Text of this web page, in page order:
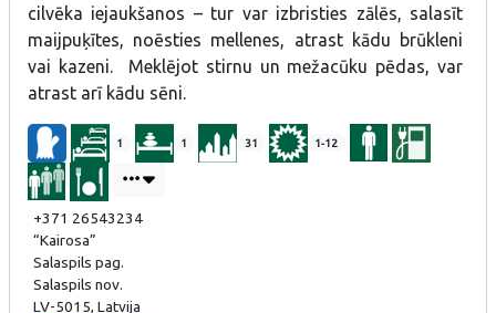
cilvēka iejaukšanos – tur var izbristies zālēs, salasīt
maijpuķītes, noēsties mellenes, atrast kādu brūkleni
vai kazeni. Meklējot stirnu un mežacūku pēdas, var
atrast arī kādu sēni.
1 1 31 1-12
+371 26543234
“Kairosa”
Salaspils pag.
Salaspils nov.
LV-5015, Latvija